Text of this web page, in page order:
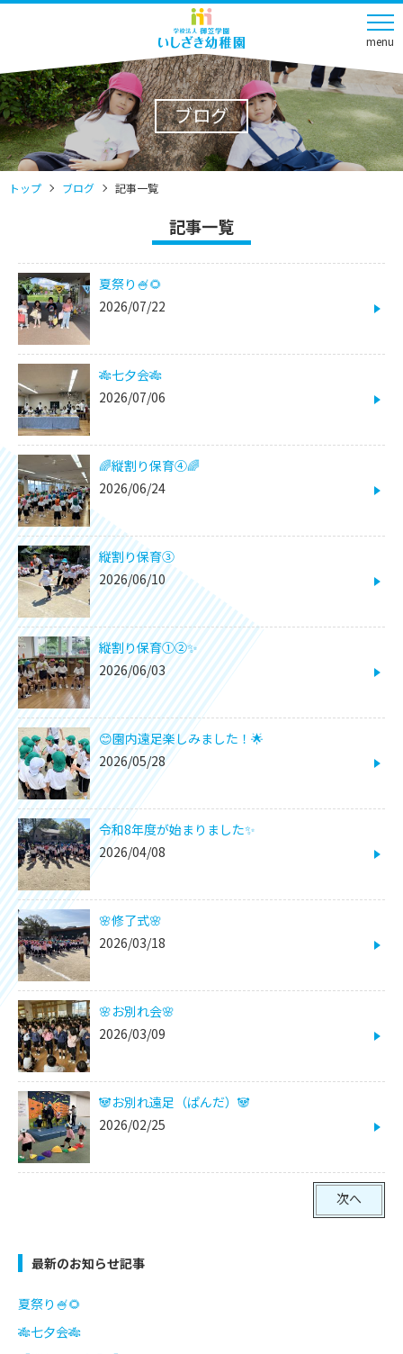
menu
ブログ
トップ ブログ 記事一覧
記事一覧
夏祭り🍧🌻
2026/07/22
🎋七夕会🎋
2026/07/06
🌈縦割り保育④🌈
2026/06/24
縦割り保育③
2026/06/10
縦割り保育①②✨
2026/06/03
😊園内遠足楽しみました！🌟
2026/05/28
令和8年度が始まりました✨
2026/04/08
🌸修了式🌸
2026/03/18
🌸お別れ会🌸
2026/03/09
🐼お別れ遠足（ぱんだ）🐼
2026/02/25
次へ
最新のお知らせ記事
夏祭り🍧🌻
🎋七夕会🎋